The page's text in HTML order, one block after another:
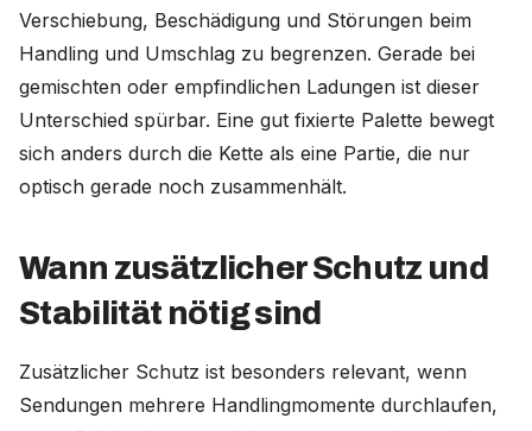
Verschiebung, Beschädigung und Störungen beim
Handling und Umschlag zu begrenzen. Gerade bei
gemischten oder empfindlichen Ladungen ist dieser
Unterschied spürbar. Eine gut fixierte Palette bewegt
sich anders durch die Kette als eine Partie, die nur
optisch gerade noch zusammenhält.
Wann zusätzlicher Schutz und
Stabilität nötig sind
Zusätzlicher Schutz ist besonders relevant, wenn
Sendungen mehrere Handlingmomente durchlaufen,